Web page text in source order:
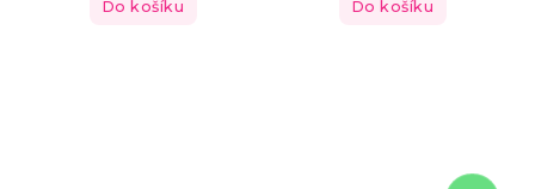
Do košíku Do košíku